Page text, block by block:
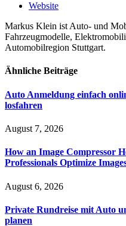
Website
Markus Klein ist Auto- und
Fahrzeugmodelle,
Automobilregion Stuttgart.
Ähnliche Beiträge
Auto Anmeldung einfach
losfahren
August 7, 2026
How an Image Compressor
Professionals Optimize
August 6, 2026
Private Rundreise mit Auto
planen